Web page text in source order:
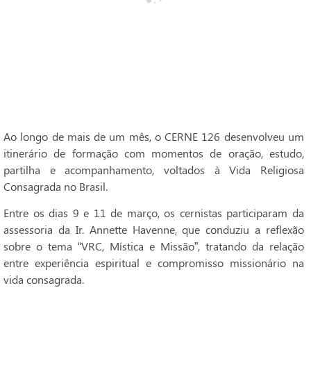
Ao longo de mais de um mês, o CERNE 126 desenvolveu um
itinerário de formação com momentos de oração, estudo,
partilha e acompanhamento, voltados à Vida Religiosa
Consagrada no Brasil.
Entre os dias 9 e 11 de março, os cernistas participaram da
assessoria da Ir. Annette Havenne, que conduziu a reflexão
sobre o tema “VRC, Mística e Missão”, tratando da relação
entre experiência espiritual e compromisso missionário na
vida consagrada.